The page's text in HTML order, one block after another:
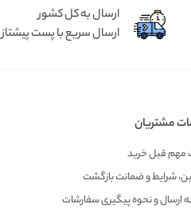
ارسال به کل کشور
ارسال سریع با پست پیشتاز
مشتریان
مهم قبل خرید
شرایط و ضمانت بازگشت
ارسال و نحوه پیگیری سفارشات